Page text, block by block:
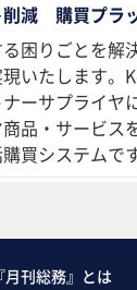
削減 購買プラ
困りごとを解
いたします。
ーサプライヤ
品・サービス
買システムです
『月刊総務』とは